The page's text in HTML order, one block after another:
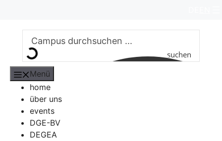
springen
suchen
Menü
home
über uns
events
DGE-BV
DEGEA